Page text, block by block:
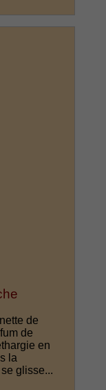
de
de
en
la
glisse...